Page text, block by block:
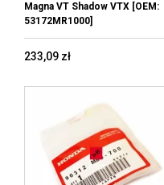
Magna VT Shadow VTX [OEM:
53172MR1000]
233,09 zł